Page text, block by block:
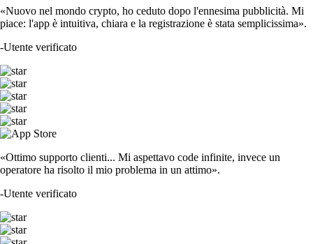
«Nuovo nel mondo crypto, ho ceduto dopo l'ennesima pubblicità. Mi
piace: l'app è intuitiva, chiara e la registrazione è stata semplicissima».
-Utente verificato
«Ottimo supporto clienti... Mi aspettavo code infinite, invece un
operatore ha risolto il mio problema in un attimo».
-Utente verificato